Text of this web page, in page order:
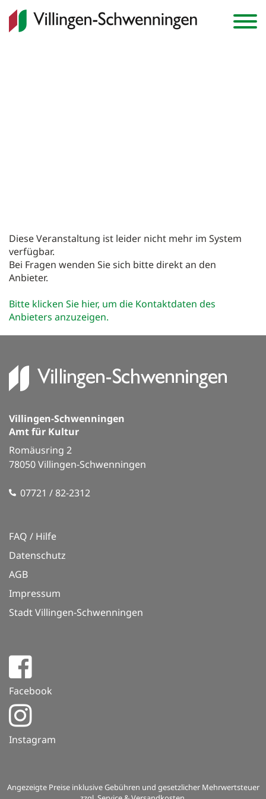
Abonnements
Gutscheine
Merkzettel
0
Service & Info
Führungen
Diese Veranstaltung ist leider nicht mehr im System
verfügbar.
Bei Fragen wenden Sie sich bitte direkt an den
Anbieter.
Bitte klicken Sie hier, um die Kontaktdaten des
Anbieters anzuzeigen.
Villingen-Schwenningen
Amt für Kultur
Romäusring 2
78050 Villingen-Schwenningen
07721 / 82-2312
FAQ / Hilfe
Datenschutz
AGB
Impressum
Stadt Villingen-Schwenningen
Facebook
Instagram
Angezeigte Preise inklusive Gebühren und gesetzlicher Mehrwertsteuer